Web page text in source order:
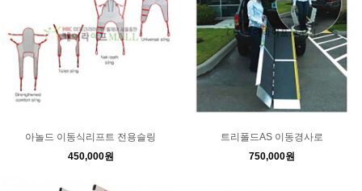
아놀드 이동식리프트 전용슬링
450,000원
트리폴드AS 이동경사로
750,000원